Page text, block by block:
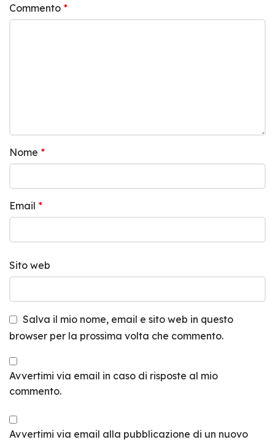
Commento *
Nome *
Email *
Sito web
Salva il mio nome, email e sito web in questo
browser per la prossima volta che commento.
Avvertimi via email in caso di risposte al mio
commento.
Avvertimi via email alla pubblicazione di un nuovo